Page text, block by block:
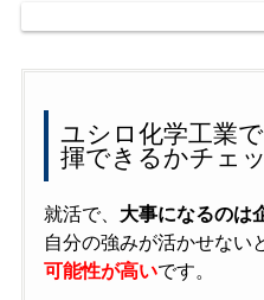
ユシロ化学工業
揮できるかチェ
就活で、 大事になるのは
自分の強みが活かせない
可能性が高いです。